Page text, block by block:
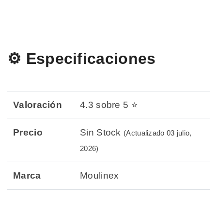
⚙️ Especificaciones
Valoración 4.3 sobre 5 ⭐
Precio Sin Stock (Actualizado 03 julio,
2026)
Marca Moulinex